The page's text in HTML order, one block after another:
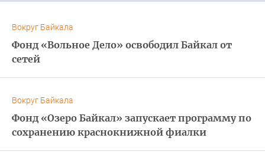
Вокруг Байкала
Фонд «Вольное Дело» освободил Байкал от
сетей
Вокруг Байкала
Фонд «Озеро Байкал» запускает программу по
сохранению краснокнижной фиалки